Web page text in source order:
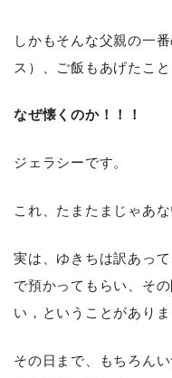
しかもそんな父親の一
ス）、ご飯もあげたこ
なぜ懐くのか！！！
ジェラシーです。
これ、たまたまじゃあな
実は、ゆきちは訳あっ
で預かってもらい、そ
い，ということがありま
その日まで、もちろん